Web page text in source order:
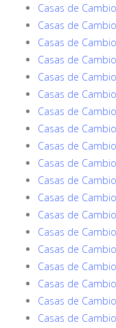
Casas de
Casas de
Casas de
Casas de
Casas de
Casas de
Casas de
Casas de
Casas de
Casas de
Casas de
Casas de
Casas de
Casas de
Casas de
Casas de
Casas de
Casas de
Casas de